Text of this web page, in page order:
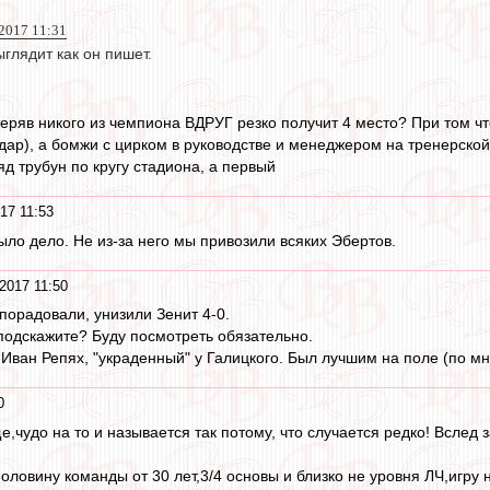
11:31
как он пишет.
никого из чемпиона ВДРУГ резко получит 4 место? При том
а бомжи с цирком в руководстве и менеджером на
трубун по кругу стадиона, а первый
11:53
дело. Не из-за него мы привозили всяких Эбертов.
11:50
унизили Зенит 4-0.
Буду посмотреть обязательно.
Иван Репях, "украденный" у Галицкого. Был лучшим на поле (по
на то и называется так потому, что случается редко!
команды от 30 лет,3/4 основы и близко не уровня